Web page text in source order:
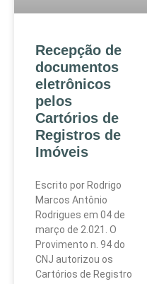
Recepção de
documentos
eletrônicos
pelos
Cartórios de
Registros de
Imóveis
Escrito por Rodrigo
Marcos Antônio
Rodrigues em 04 de
março de 2.021. O
Provimento n. 94 do
CNJ autorizou os
Cartórios de Registro